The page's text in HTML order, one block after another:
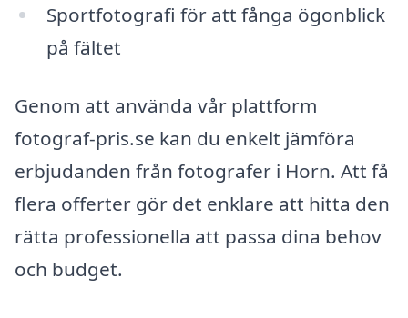
Sportfotografi för att fånga ögonblick
på fältet
Genom att använda vår plattform
fotograf-pris.se kan du enkelt jämföra
erbjudanden från fotografer i Horn. Att få
flera offerter gör det enklare att hitta den
rätta professionella att passa dina behov
och budget.